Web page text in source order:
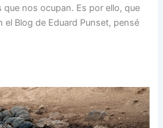
nos ocupan. Es por ello, que
el Blog de Eduard Punset, pensé